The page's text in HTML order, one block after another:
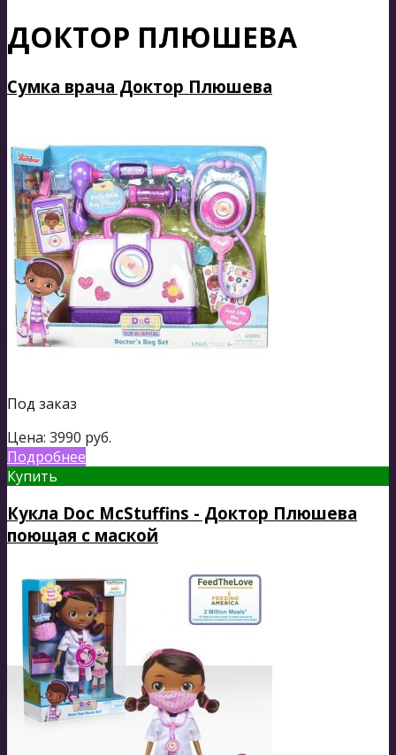
ДОКТОР ПЛЮШЕВА
Сумка врача Доктор Плюшева
Под заказ
Цена: 3990 руб.
Подробнее
Купить
Кукла Doc McStuffins - Доктор Плюшева
поющая с маской